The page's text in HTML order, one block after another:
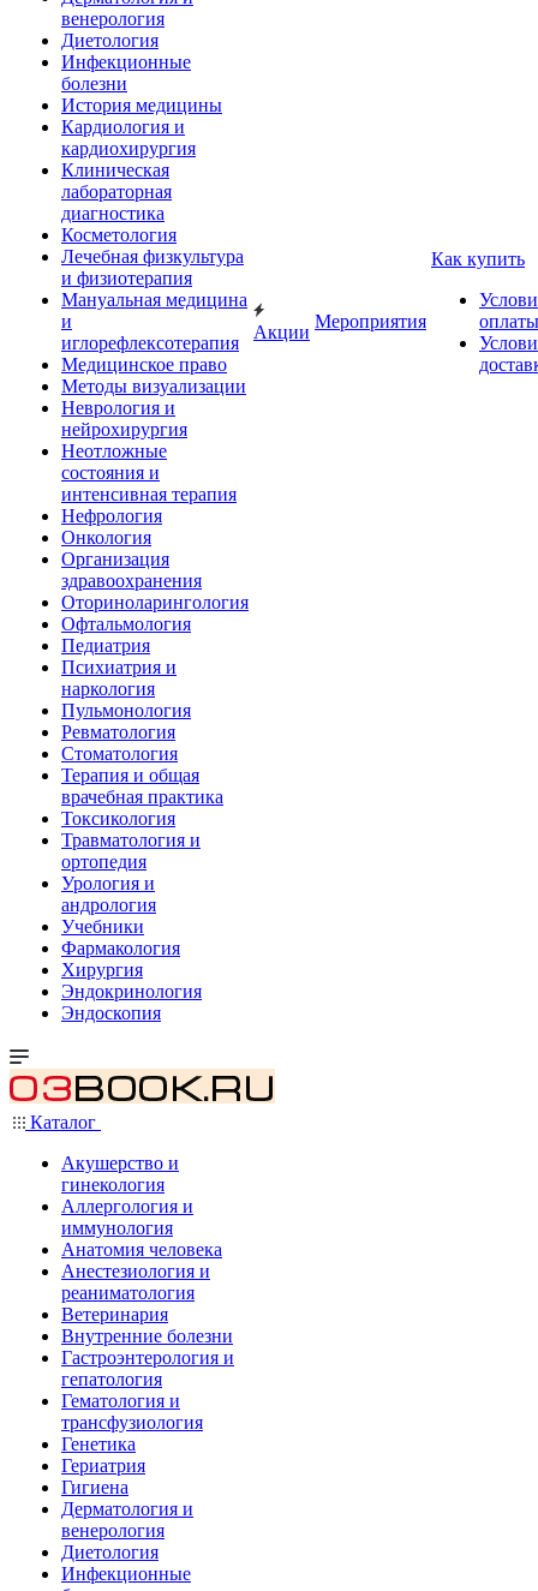
венерология
Диетология
Инфекционные
болезни
История медицины
Кардиология и
кардиохирургия
Клиническая
лабораторная
диагностика
Косметология
Лечебная физкультура
и физиотерапия
Мануальная медицина
и
иглорефлексотерапия
Медицинское право
Методы визуализации
Неврология и
нейрохирургия
Неотложные
состояния и
интенсивная терапия
Нефрология
Онкология
Организация
здравоохранения
Оториноларингология
Офтальмология
Педиатрия
Психиатрия и
наркология
Пульмонология
Ревматология
Стоматология
Терапия и общая
врачебная практика
Токсикология
Травматология и
ортопедия
Урология и
андрология
Учебники
Фармакология
Хирургия
Эндокринология
Эндоскопия
Акции
Мероприятия
Как купить
оплаты
Каталог
Акушерство и
гинекология
Аллергология и
иммунология
Анатомия человека
Анестезиология и
реаниматология
Ветеринария
Внутренние болезни
Гастроэнтерология и
гепатология
Гематология и
трансфузиология
Генетика
Гериатрия
Гигиена
Дерматология и
венерология
Диетология
Инфекционные